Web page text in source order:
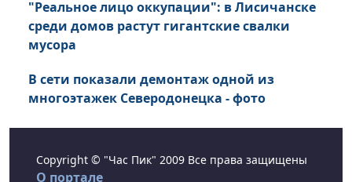
"Реальное лицо оккупации": в Лисичанске
среди домов растут гигантские свалки
мусора
В сети показали демонтаж одной из
многоэтажек Северодонецка - фото
Copyright © "Час Пик" 2009 Все права защищены
О портале